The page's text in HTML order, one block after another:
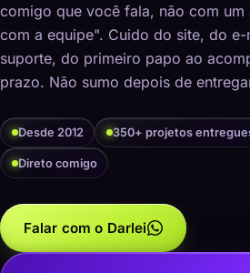
comigo que você fala, não com um
com a equipe". Cuido do site, do
suporte, do primeiro papo ao
prazo. Não sumo depois de
Desde 2012 350+ projetos
Direto comigo
Falar com o Darlei